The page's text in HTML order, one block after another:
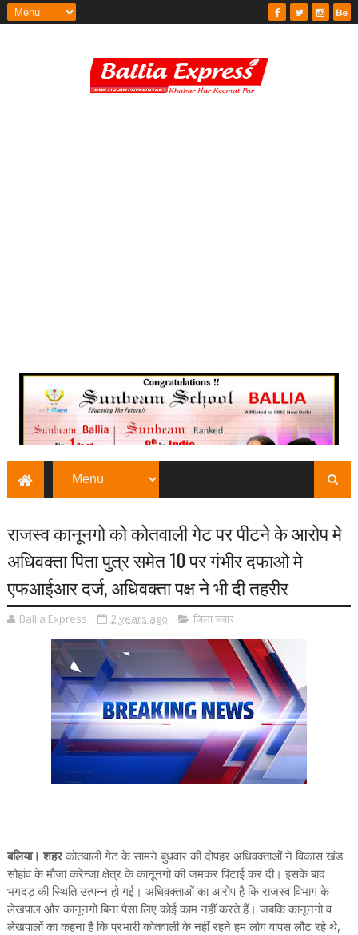
राजस्व कानूनगो को कोतवाली गेट पर पीटने के आरोप मे
अधिवक्ता पिता पुत्र समेत 10 पर गंभीर दफाओ मे
एफआईआर दर्ज, अधिवक्ता पक्ष ने भी दी तहरीर
Ballia Express 2 years ago जिला जवार
बलिया। शहरकोतवाली गेट के सामने बुधवार की दोपहर अधिवक्ताओं ने विकास खंड
सोहांव के मौजा करेन्जा क्षेत्र के कानूनगो की जमकर पिटाई कर दी। इसके बाद
भगदड़ की स्थिति उत्पन्न हो गई। अधिवक्ताओं का आरोप है कि राजस्व विभाग के
लेखपाल और कानूनगो बिना पैसा लिए कोई काम नहीं करते हैं। जबकि कानूनगो व
लेखपालों का कहना है कि प्रभारी कोतवाली के नहीं रहने हम लोग वापस लौट रहे थे,